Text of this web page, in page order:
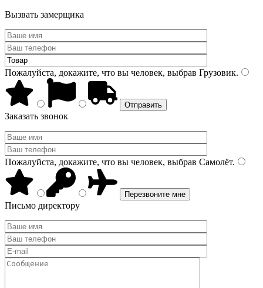
Вызвать замерщика
Пожалуйста, докажите, что вы человек, выбрав Грузовик.
Заказать звонок
Пожалуйста, докажите, что вы человек, выбрав Самолёт.
Письмо директору